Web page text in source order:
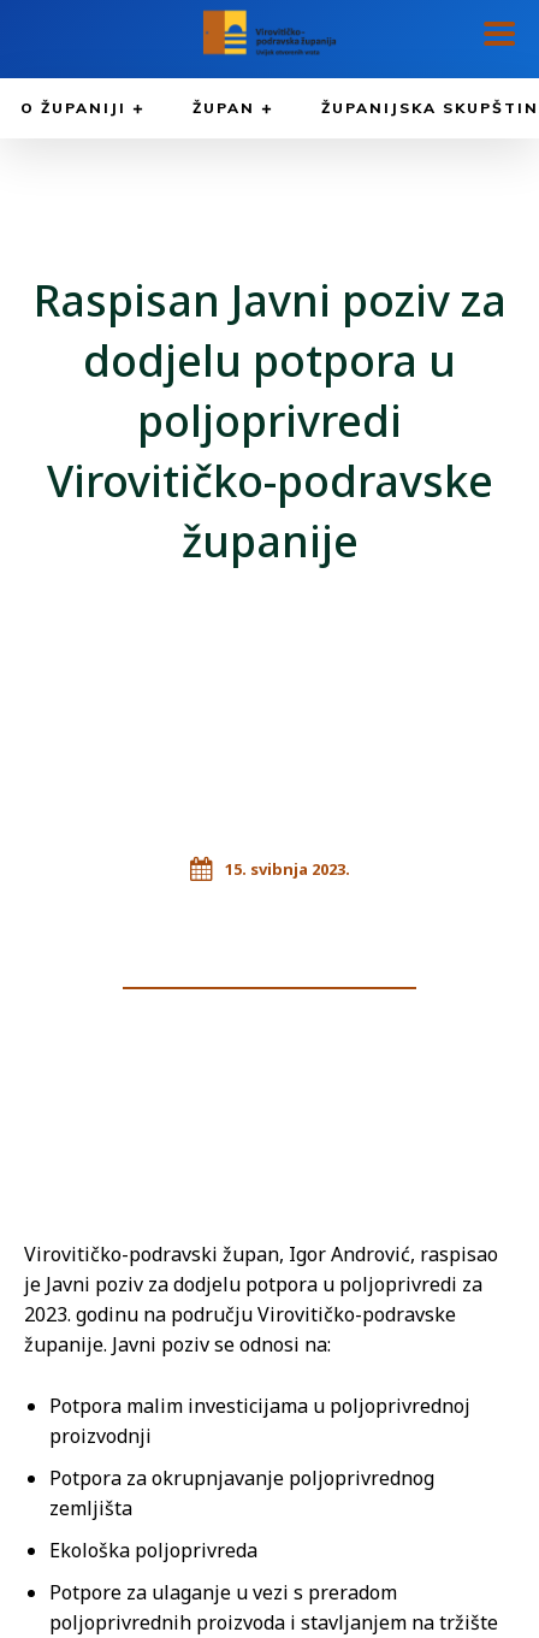
O ŽUPANIJI ŽUPAN ŽUPANIJSKA
Raspisan Javni poziv za
dodjelu potpora u
poljoprivredi
Virovitičko-podravske
županije
15. svibnja 2023.
Virovitičko-podravski župan, Igor Andrović, raspisao
je Javni poziv za dodjelu potpora u poljoprivredi za
2023. godinu na području Virovitičko-podravske
županije. Javni poziv se odnosi na:
Potpora malim investicijama u poljoprivrednoj
proizvodnji
Potpora za okrupnjavanje poljoprivrednog
zemljišta
Ekološka poljoprivreda
Potpore za ulaganje u vezi s preradom
poljoprivrednih proizvoda i stavljanjem na tržište